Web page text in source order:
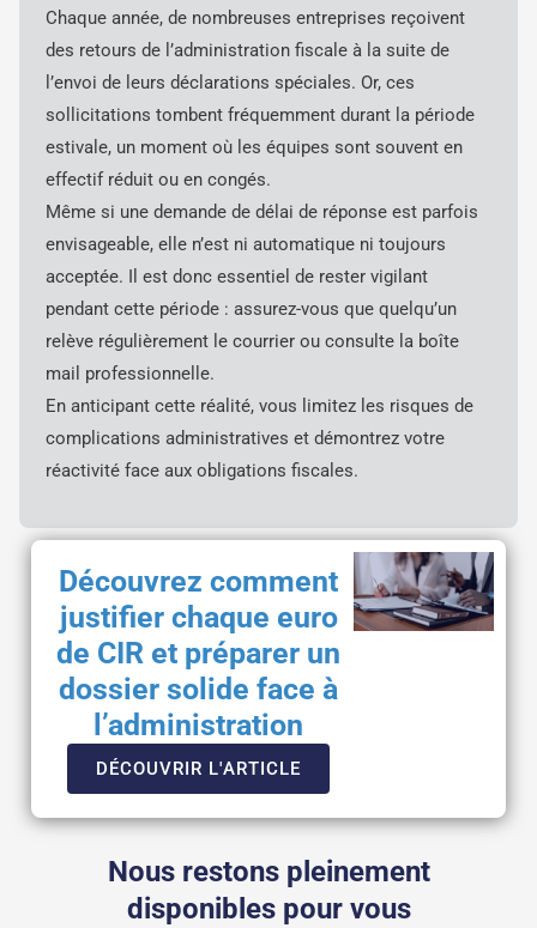
Chaque année, de nombreuses entreprises reçoivent
des retours de l’administration fiscale à la suite de
l’envoi de leurs déclarations spéciales. Or, ces
sollicitations tombent fréquemment durant la période
estivale, un moment où les équipes sont souvent en
effectif réduit ou en congés.
Même si une demande de délai de réponse est parfois
envisageable, elle n’est ni automatique ni toujours
acceptée. Il est donc essentiel de rester vigilant
pendant cette période : assurez-vous que quelqu’un
relève régulièrement le courrier ou consulte la boîte
mail professionnelle.
En anticipant cette réalité, vous limitez les risques de
complications administratives et démontrez votre
réactivité face aux obligations fiscales.
Découvrez comment
justifier chaque euro
de CIR et préparer un
dossier solide face à
l’administration
DÉCOUVRIR L'ARTICLE
Nous restons pleinement
disponibles pour vous